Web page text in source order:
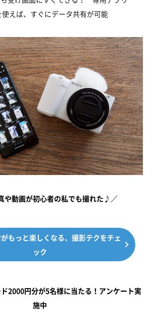
使えば、すぐにデータ共有が可能
や動画が初心者の私でも撮れた♪／
もっと楽しくなる、撮影テクをチェ
ック
2000円分が5名様に当たる！アンケート実
施中